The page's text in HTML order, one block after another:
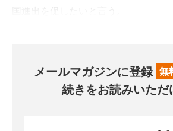
メールマガジンに登録 無
続きをお読みいただ